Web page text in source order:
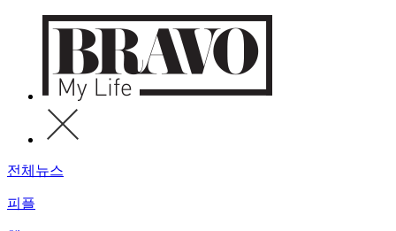
전체뉴스
피플